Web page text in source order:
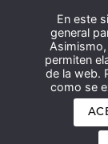
En este
general
permiten
de la web.
como se